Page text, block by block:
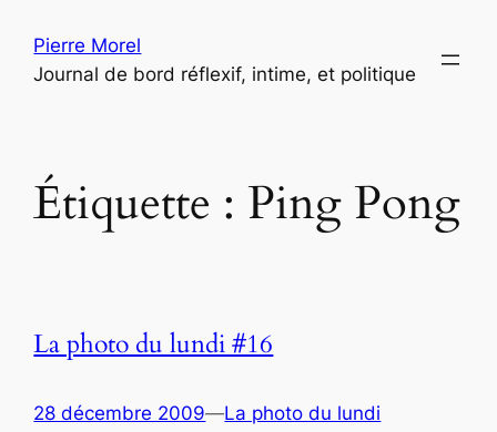
contenu
Pierre Morel
Journal de bord réflexif, intime, et politique
Étiquette : Ping Pong
La photo du lundi #16
28 décembre 2009—La photo du lundi